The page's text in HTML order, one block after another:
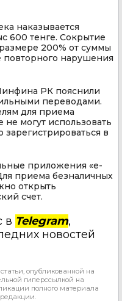
наказывается
600 тенге. Сокрытие
200% от суммы
повторного нарушения
РК пояснили
переводами.
для приема
могут использовать
в
приложения «e-
приема безналичных
открыть
счет.
в Telegram,
новостей
опубликованной на
гиперссылкой на
полного материала